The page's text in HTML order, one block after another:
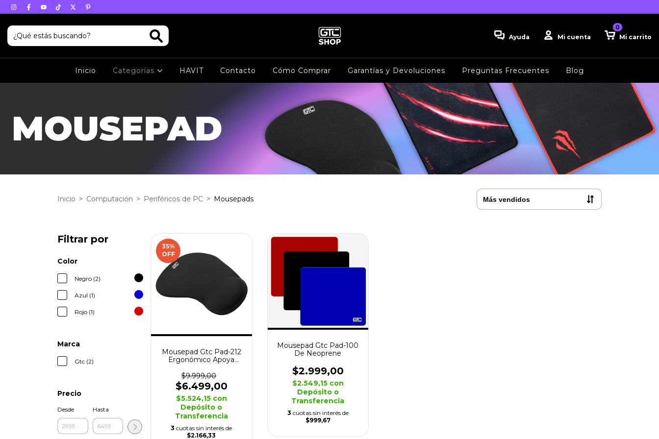
Ayuda Mi cuenta Mi carrito
0
Inicio Categorías HAVIT Contacto Cómo Comprar Garantías y Devoluciones Preguntas Frecuentes Blog
Inicio > Computación > Periféricos de PC > Mousepads
Filtrar por
Color
Negro (2)
Azul (1)
Rojo (1)
Marca
Gtc (2)
Precio
Desde Hasta
35%
OFF
Mousepad Gtc Pad-212
Ergonómico Apoya
$9.999,00
$6.499,00
$5.524,15 con
Depósito o
Transferencia
3 cuotas sin interés de
$2.166,33
Mousepad Gtc Pad-100
De Neoprene
$2.999,00
$2.549,15 con
Depósito o
Transferencia
3 cuotas sin interés de
$999,67